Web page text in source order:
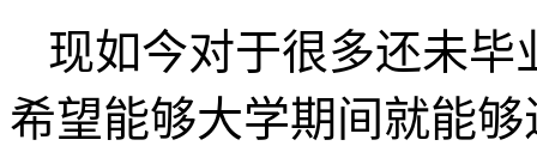
现如今对于很多还未毕
希望能够大学期间就能